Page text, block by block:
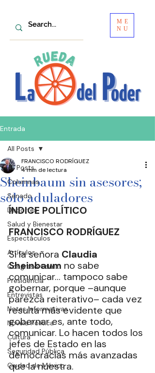
ME
NU
Entrada
All Posts
Columnas
Senado
Deportes
Salud y Bienestar
Espectáculos
Artículos
Congreso Cdmx
Presidencia
Entrevistas
Notas Informativas
Novela Política
Cultura
Seguridad Pública
Ciudad de México
All Posts
Sheinbaum sin asesores;
sólo aduladores
FRANCISCO RODRÍGUEZ
4 min de lectura
ÍNDICE POLÍTICO
FRANCISCO RODRÍGUEZ
Si la señora Claudia
Sheinbaum no sabe
comunicar… tampoco sabe
gobernar, porque –aunque
parezca reiterativo– cada vez
resulta más evidente que
gobernar es, ante todo,
comunicar. Lo hacen todos los
jefes de Estado en las
democracias más avanzadas
que la nuestra.